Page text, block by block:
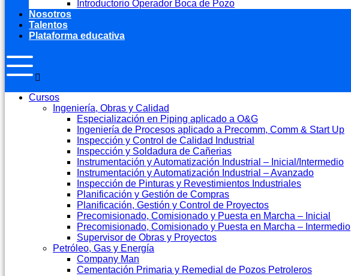
Introductorio Operador Boca de Pozo
Nosotros
Talentos
Plataforma educativa
Cursos
Ingeniería, Obras y Calidad
Especialización en Piping aplicado a O&G
Ingeniería de Procesos aplicado a Precomm, Comm & Start Up
Inspección y Control de Calidad Industrial
Inspección y Soldadura de Cañerias
Instrumentación y Automatización Industrial – Inicial/Intermedio
Instrumentación y Automatización Industrial – Avanzado
Inspección de Pinturas y Revestimientos Industriales
Planificación y Gestión de Compras
Planificación, Gestión y Control de Proyectos
Precomisionado, Comisionado y Puesta en Marcha – Inicial
Precomisionado, Comisionado y Puesta en Marcha – Intermedio
Supervisor de Obras y Proyectos
Petróleo, Gas y Energía
Company Man
Cementación Primaria y Remedial de Pozos Petroleros